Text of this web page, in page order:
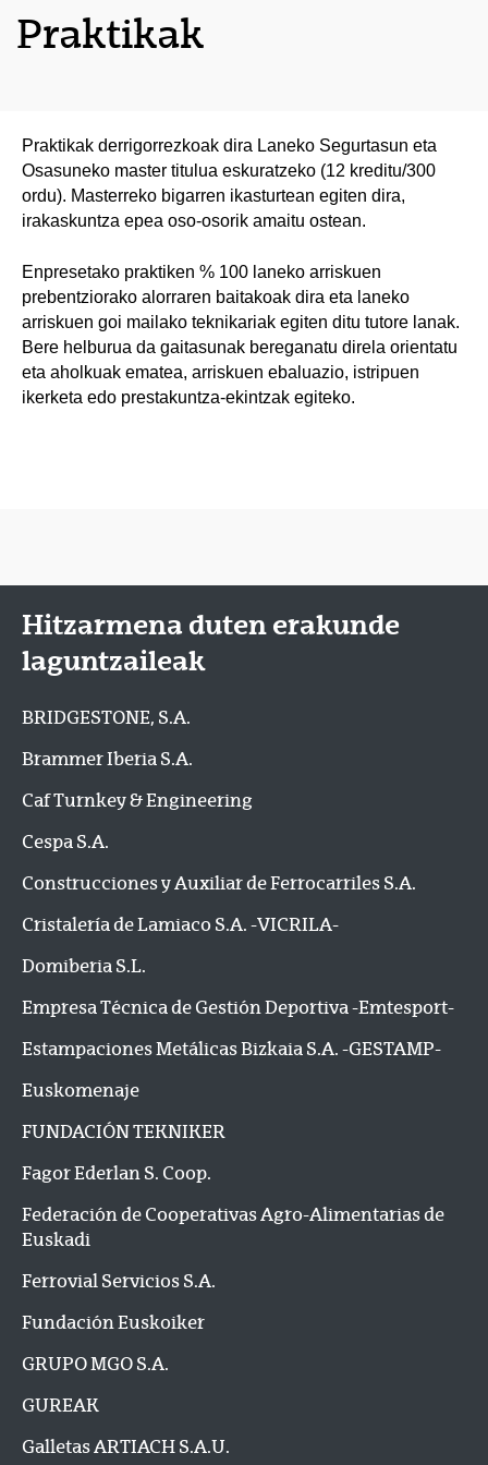
Praktikak
Praktikak derrigorrezkoak dira Laneko Segurtasun eta
Osasuneko master titulua eskuratzeko (12 kreditu/300
ordu). Masterreko bigarren ikasturtean egiten dira,
irakaskuntza epea oso-osorik amaitu ostean.
Enpresetako praktiken % 100 laneko arriskuen
prebentziorako alorraren baitakoak dira eta laneko
arriskuen goi mailako teknikariak egiten ditu tutore lanak.
Bere helburua da gaitasunak bereganatu direla orientatu
eta aholkuak ematea, arriskuen ebaluazio, istripuen
ikerketa edo prestakuntza-ekintzak egiteko.
Hitzarmena duten erakunde
laguntzaileak
BRIDGESTONE, S.A.
Brammer Iberia S.A.
Caf Turnkey & Engineering
Cespa S.A.
Construcciones y Auxiliar de Ferrocarriles S.A.
Cristalería de Lamiaco S.A. -VICRILA-
Domiberia S.L.
Empresa Técnica de Gestión Deportiva -Emtesport-
Estampaciones Metálicas Bizkaia S.A. -GESTAMP-
Euskomenaje
FUNDACIÓN TEKNIKER
Fagor Ederlan S. Coop.
Federación de Cooperativas Agro-Alimentarias de
Euskadi
Ferrovial Servicios S.A.
Fundación Euskoiker
GRUPO MGO S.A.
GUREAK
Galletas ARTIACH S.A.U.